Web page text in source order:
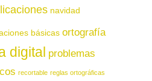
navidad
básicas ortografía
digital problemas
recortable reglas ortográficas